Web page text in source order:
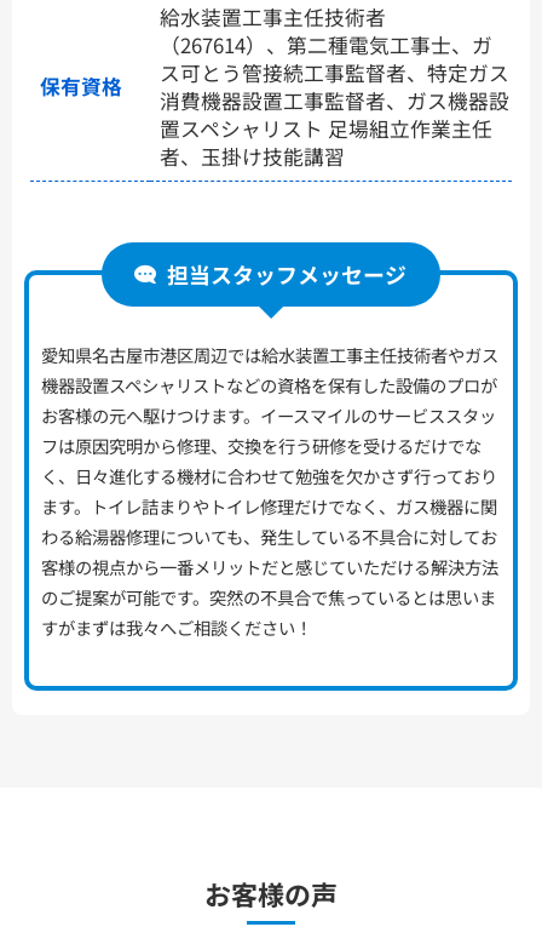
保有資格
給水装置工事主任技術者
（267614）、第二種電気工事士、ガ
ス可とう管接続工事監督者、特定ガス
消費機器設置工事監督者、ガス機器設
置スペシャリスト 足場組立作業主任
者、玉掛け技能講習
担当スタッフメッセージ
愛知県名古屋市港区周辺では給水装置工事主任技術者やガス
機器設置スペシャリストなどの資格を保有した設備のプロが
お客様の元へ駆けつけます。イースマイルのサービススタッ
フは原因究明から修理、交換を行う研修を受けるだけでな
く、日々進化する機材に合わせて勉強を欠かさず行っており
ます。トイレ詰まりやトイレ修理だけでなく、ガス機器に関
わる給湯器修理についても、発生している不具合に対してお
客様の視点から一番メリットだと感じていただける解決方法
のご提案が可能です。突然の不具合で焦っているとは思いま
すがまずは我々へご相談ください！
お客様の声